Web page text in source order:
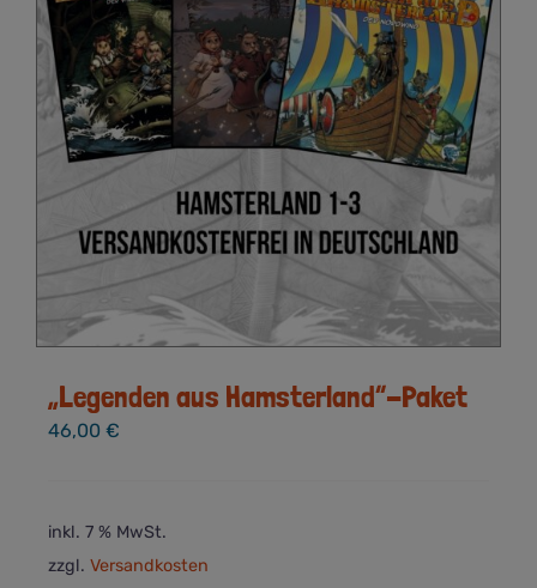
„Legenden aus Hamsterland“-Paket
46,00 €
inkl. 7 % MwSt.
zzgl. Versandkosten